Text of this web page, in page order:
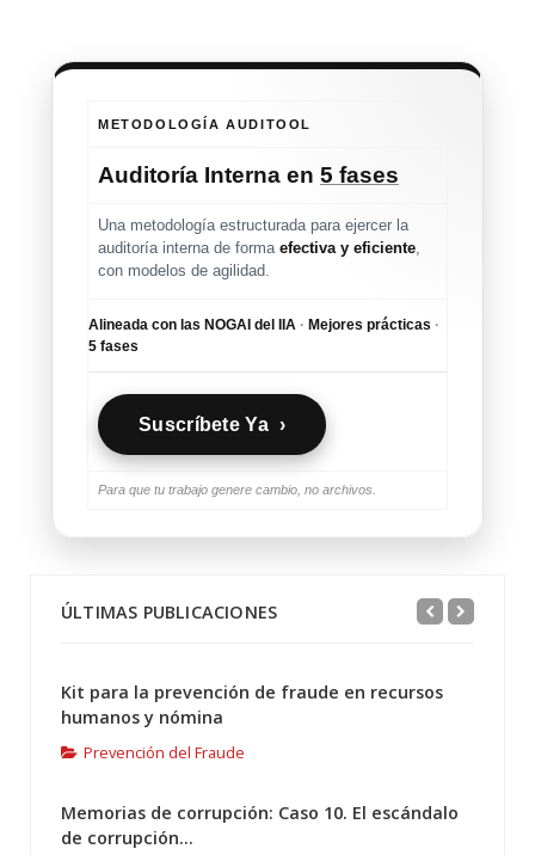
METODOLOGÍA AUDITOOL
Auditoría Interna en 5 fases
Una metodología estructurada para ejercer la
auditoría interna de forma efectiva y eficiente
con modelos de agilidad.
Alineada con las NOGAI del IIA · Mejores prácticas ·
5 fases
Suscríbete Ya ›
Para que tu trabajo genere cambio, no archivos.
ÚLTIMAS PUBLICACIONES
Kit para la prevención de fraude en recursos
humanos y nómina
Prevención del Fraude
Memorias de corrupción: Caso 10. El escándalo
de corrupción...